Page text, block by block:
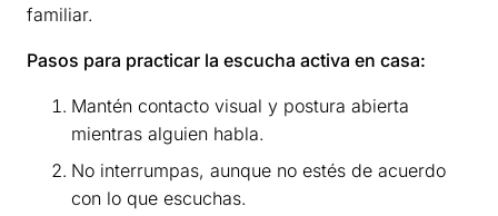
familiar.
Pasos para practicar la escucha activa en casa:
Mantén contacto visual y postura abierta
mientras alguien habla.
No interrumpas, aunque no estés de acuerdo
con lo que escuchas.